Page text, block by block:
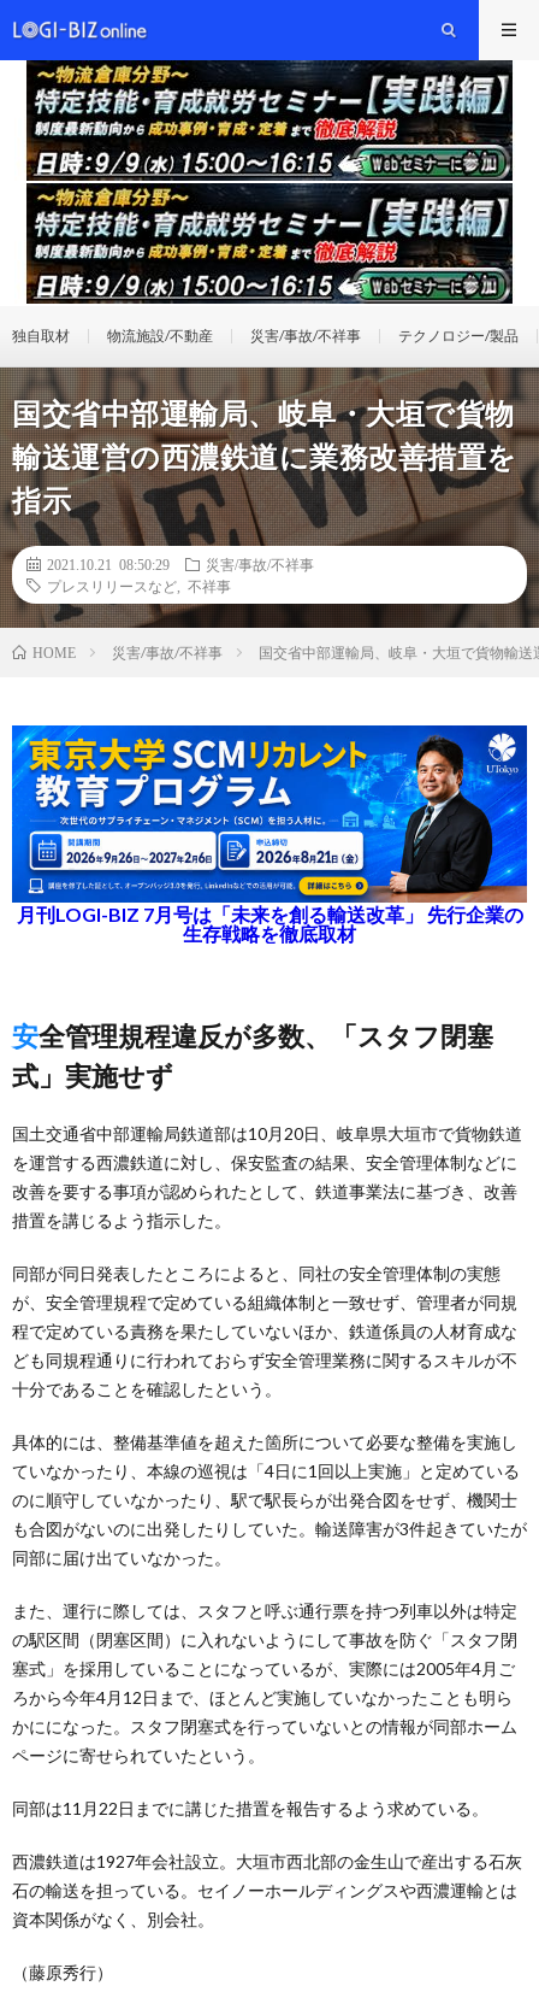
独自取材 物流施設/不動産 災害/事故/不祥事 テクノロジー/製品
国交省中部運輸局、岐阜・大垣で貨物
輸送運営の西濃鉄道に業務改善措置を
指示
2021.10.21 08:50:29
災害/事故/不祥事
プレスリリースなど
不祥事
HOME 災害/事故/不祥事 国交省中部運輸局、岐阜・大垣で貨物輸
月刊LOGI-BIZ 7月号は「未来を創る輸送改革」 先行企業の
生存戦略を徹底取材
安全管理規程違反が多数、「スタフ閉塞
式」実施せず
国土交通省中部運輸局鉄道部は10月20日、岐阜県大垣市で貨物鉄道
を運営する西濃鉄道に対し、保安監査の結果、安全管理体制などに
改善を要する事項が認められたとして、鉄道事業法に基づき、改善
措置を講じるよう指示した。
同部が同日発表したところによると、同社の安全管理体制の実態
が、安全管理規程で定めている組織体制と一致せず、管理者が同規
程で定めている責務を果たしていないほか、鉄道係員の人材育成な
ども同規程通りに行われておらず安全管理業務に関するスキルが不
十分であることを確認したという。
具体的には、整備基準値を超えた箇所について必要な整備を実施し
ていなかったり、本線の巡視は「4日に1回以上実施」と定めている
のに順守していなかったり、駅で駅長らが出発合図をせず、機関士
も合図がないのに出発したりしていた。輸送障害が3件起きていたが
同部に届け出ていなかった。
また、運行に際しては、スタフと呼ぶ通行票を持つ列車以外は特定
の駅区間（閉塞区間）に入れないようにして事故を防ぐ「スタフ閉
塞式」を採用していることになっているが、実際には2005年4月ご
ろから今年4月12日まで、ほとんど実施していなかったことも明ら
かにになった。スタフ閉塞式を行っていないとの情報が同部ホーム
ページに寄せられていたという。
同部は11月22日までに講じた措置を報告するよう求めている。
西濃鉄道は1927年会社設立。大垣市西北部の金生山で産出する石灰
石の輸送を担っている。セイノーホールディングスや西濃運輸とは
資本関係がなく、別会社。
（藤原秀行）